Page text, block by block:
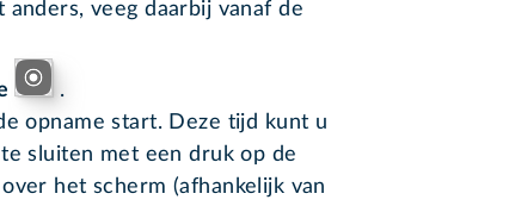
veeg daarbij vanaf de
.
opname start. Deze tijd kunt u
sluiten met een druk op de
het scherm (afhankelijk van